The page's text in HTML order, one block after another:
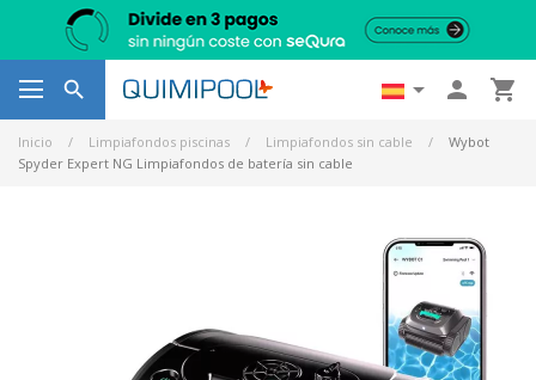
   
Inicio Limpiafondos piscinas Limpiafondos sin cable
Wybot
Spyder Expert NG Limpiafondos de batería sin cable